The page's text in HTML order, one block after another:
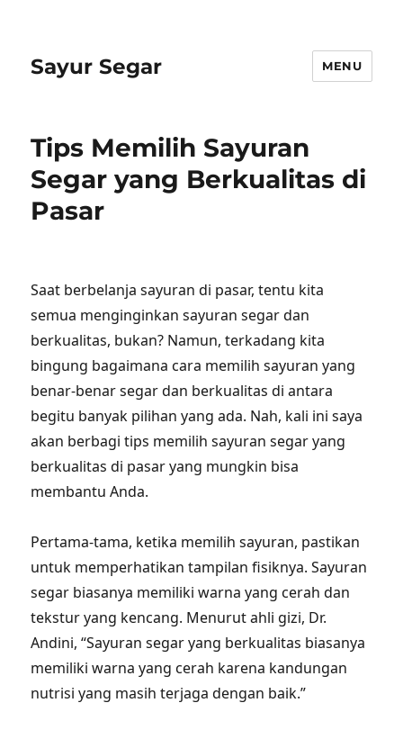
Sayur Segar MENU
Tips Memilih Sayuran
Segar yang Berkualitas di
Pasar
Saat berbelanja sayuran di pasar, tentu kita
semua menginginkan sayuran segar dan
berkualitas, bukan? Namun, terkadang kita
bingung bagaimana cara memilih sayuran yang
benar-benar segar dan berkualitas di antara
begitu banyak pilihan yang ada. Nah, kali ini saya
akan berbagi tips memilih sayuran segar yang
berkualitas di pasar yang mungkin bisa
membantu Anda.
Pertama-tama, ketika memilih sayuran, pastikan
untuk memperhatikan tampilan fisiknya. Sayuran
segar biasanya memiliki warna yang cerah dan
tekstur yang kencang. Menurut ahli gizi, Dr.
Andini, “Sayuran segar yang berkualitas biasanya
memiliki warna yang cerah karena kandungan
nutrisi yang masih terjaga dengan baik.”